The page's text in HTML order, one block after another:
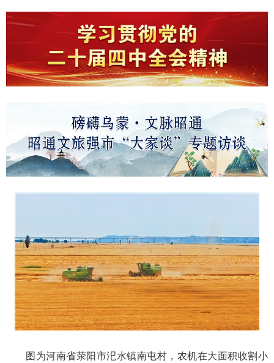
图为河南省荥阳市汜水镇南屯村，农机在大面积收割小